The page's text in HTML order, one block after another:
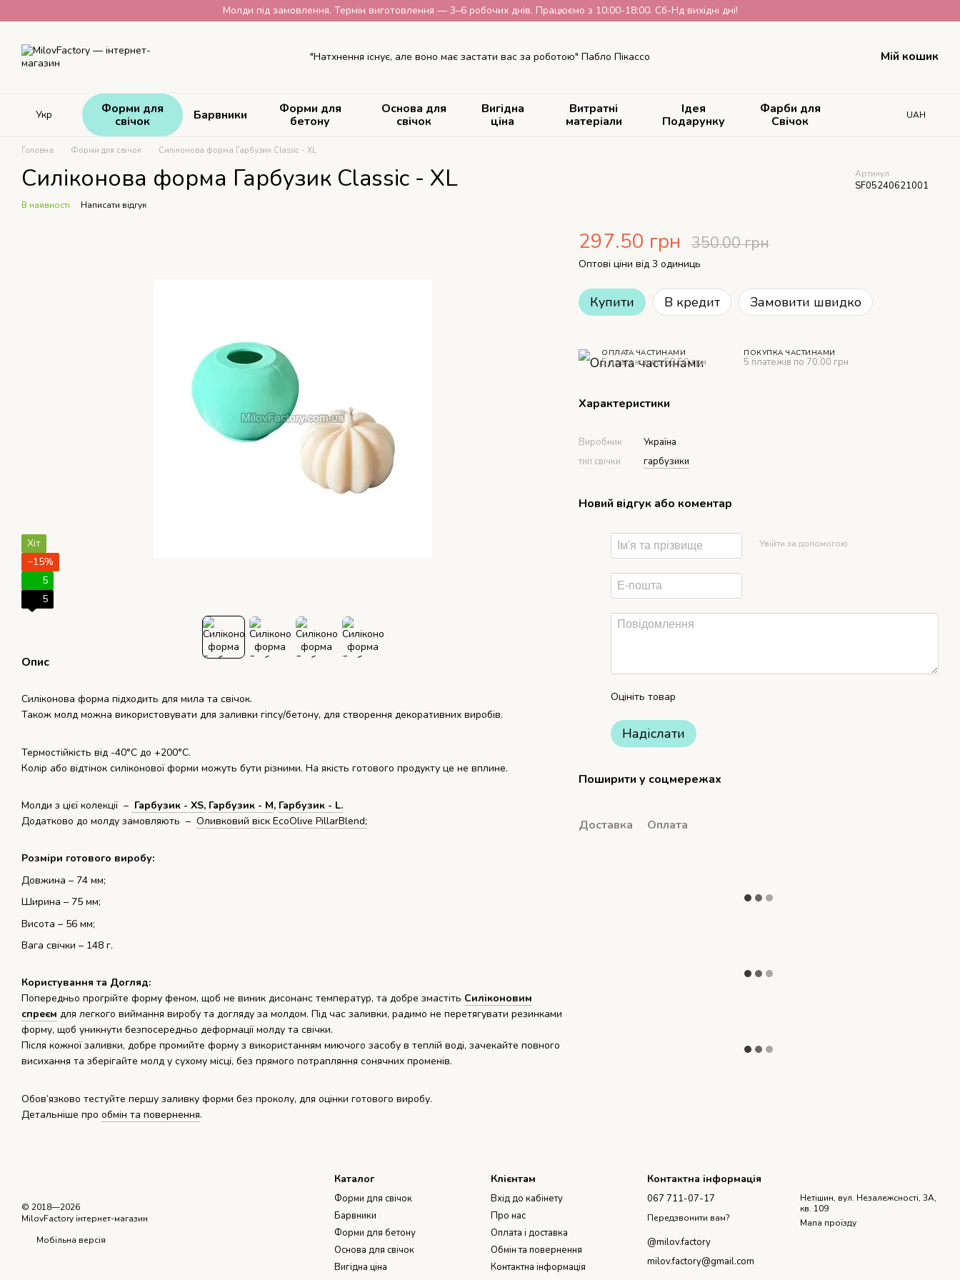
Молди під замовлення. Термін виготовлення — 3–6 робочих днів. Працюємо з 10:00-18:00. Сб-Нд вихідні дні!
"Натхнення існує, але воно має застати вас за роботою" Пабло Пікассо Мій кошик
Укр
Форми для
свічок
Барвники
Форми для
бетону
Основа для
свічок
Вигідна
ціна
Витратні
матеріали
Ідея
Подарунку
Фарби для
Свічок
UAH
Головна Форми для свічок Силіконова форма Гарбузик Classic - XL
Силіконова форма Гарбузик Classic - XL Артикул
SF05240621001
В наявності Написати відгук
Хіт
−15%
5
5
Опис
Силіконова форма підходить для мила та свічок.
Також молд можна використовувати для заливки гіпсу/бетону, для створення декоративних виробів.
Термостійкість від -40°С до +200°С.
Колір або відтінок силіконової форми можуть бути різними. На якість готового продукту це не вплине.
Молди з цієї колекції – Гарбузик - XS, Гарбузик - M, Гарбузик - L.
Додатково до молду замовляють – Оливковий віск EcoOlive PillarBlend;
Розміри готового виробу:
Довжина – 74 мм;
Ширина – 75 мм;
Висота – 56 мм;
Вага свічки – 148 г.
Користування та Догляд:
Попередньо прогрійте форму феном, щоб не виник дисонанс температур, та добре змастіть Силіконовим
спреєм для легкого виймання виробу та догляду за молдом. Під час заливки, радимо не перетягувати резинками
форму, щоб уникнути безпосередньо деформації молду та свічки.
Після кожної заливки, добре промийте форму з використанням миючого засобу в теплій воді, зачекайте повного
висихання та зберігайте молд у сухому місці, без прямого потрапляння сонячних променів.
Обов’язково тестуйте першу заливку форми без проколу, для оцінки готового виробу.
Детальніше про обмін та повернення.
297.50 грн 350.00 грн
Оптові ціни від 3 одиниць
Купити В кредит Замовити швидко
ОПЛАТА ЧАСТИНАМИ
5 платежів по 59.50 грн
ПОКУПКА ЧАСТИНАМИ
5 платежів по 70.00 грн
Характеристики
Виробник
Україна
тип свічки
гарбузики
Новий відгук або коментар
Увійти за допомогою
Оцініть товар
Надіслати
Поширити у соцмережах
Доставка Оплата
© 2018—2026
MilovFactory інтернет-магазин
Мобільна версія
Каталог
Форми для свічок
Барвники
Форми для бетону
Основа для свічок
Вигідна ціна
Клієнтам
Вхід до кабінету
Про нас
Оплата і доставка
Обмін та повернення
Контактна інформація
Контактна інформація
067 711-07-17
Передзвонити вам?
@milov.factory
milov.factory@gmail.com
Нетішин, вул. Незалежсності, 3А,
кв. 109
Мапа проїзду